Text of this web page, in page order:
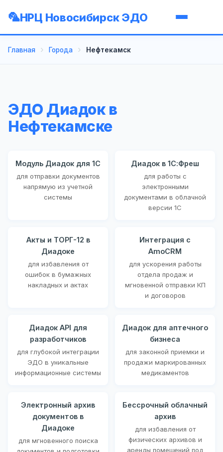
НРЦ Новосибирск ЭДО
Главная Города Нефтекамск
ЭДО Диадок в
Нефтекамске
Модуль Диадок для 1С
для отправки документов
напрямую из учетной
системы
Диадок в 1С:Фреш
для работы с
электронными
документами в облачной
версии 1С
Акты и ТОРГ-12 в
Диадоке
для избавления от
ошибок в бумажных
накладных и актах
Интеграция с
AmoCRM
для ускорения работы
отдела продаж и
мгновенной отправки КП
и договоров
Диадок API для
разработчиков
для глубокой интеграции
ЭДО в уникальные
информационные системы
Диадок для аптечного
бизнеса
для законной приемки и
продажи маркированных
медикаментов
Электронный архив
документов в
Диадоке
для мгновенного поиска
Бессрочный облачный
архив
для избавления от
физических архивов и
аренды помещений под